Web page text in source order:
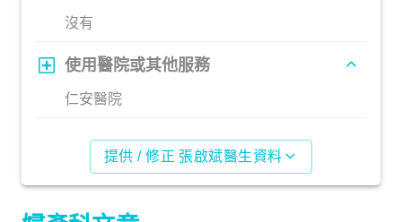
沒有
使用醫院或其他服務
仁安醫院
提供 / 修正 張啟斌醫生資料